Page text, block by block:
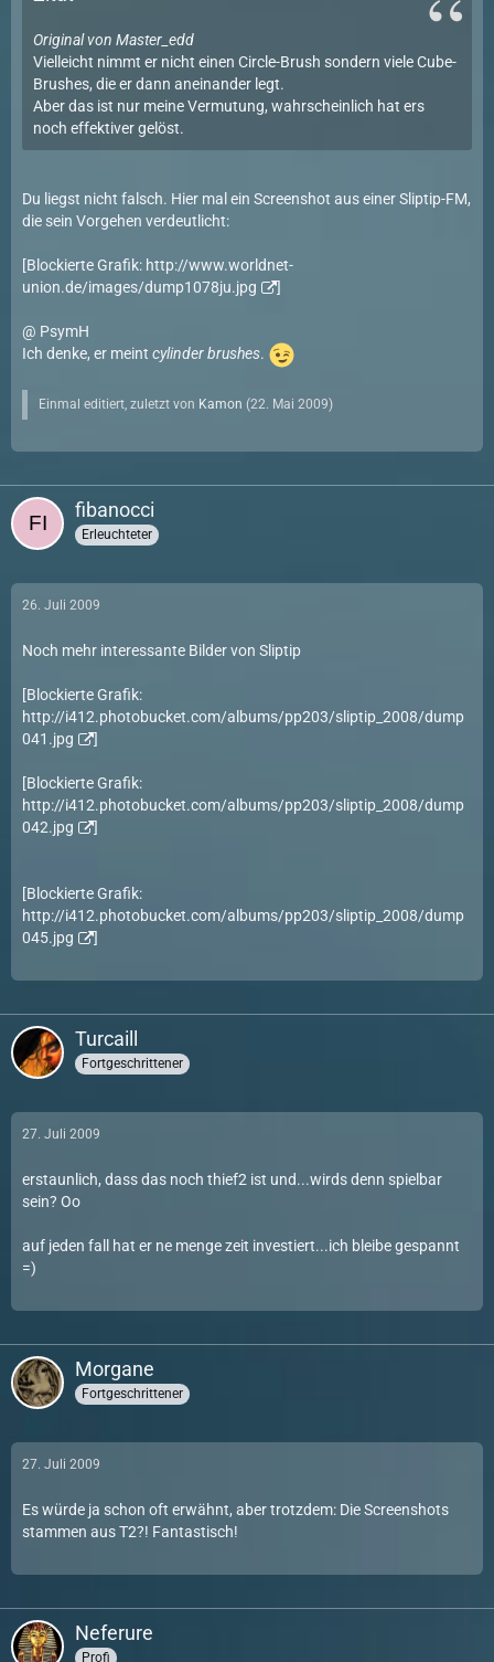
Original von Master_edd
Vielleicht nimmt er nicht einen Circle-Brush sondern viele Cube-
Brushes, die er dann aneinander legt.
Aber das ist nur meine Vermutung, wahrscheinlich hat ers
noch effektiver gelöst.
Du liegst nicht falsch. Hier mal ein Screenshot aus einer Sliptip-FM,
die sein Vorgehen verdeutlicht:
[Blockierte Grafik: http://www.worldnet-
union.de/images/dump1078ju.jpg
]
@ PsymH
Ich denke, er meint cylinder brushes.
Einmal editiert, zuletzt von Kamon (22. Mai 2009)
fibanocci
Erleuchteter
26. Juli 2009
Noch mehr interessante Bilder von Sliptip
[Blockierte Grafik:
http://i412.photobucket.com/albums/pp203/sliptip_2008/dump
041.jpg
]
[Blockierte Grafik:
http://i412.photobucket.com/albums/pp203/sliptip_2008/dump
042.jpg
]
[Blockierte Grafik:
http://i412.photobucket.com/albums/pp203/sliptip_2008/dump
045.jpg
]
Turcaill
Fortgeschrittener
27. Juli 2009
erstaunlich, dass das noch thief2 ist und...wirds denn spielbar
sein? Oo
auf jeden fall hat er ne menge zeit investiert...ich bleibe gespannt
=)
Morgane
Fortgeschrittener
27. Juli 2009
Es würde ja schon oft erwähnt, aber trotzdem: Die Screenshots
stammen aus T2?! Fantastisch!
Neferure
Profi